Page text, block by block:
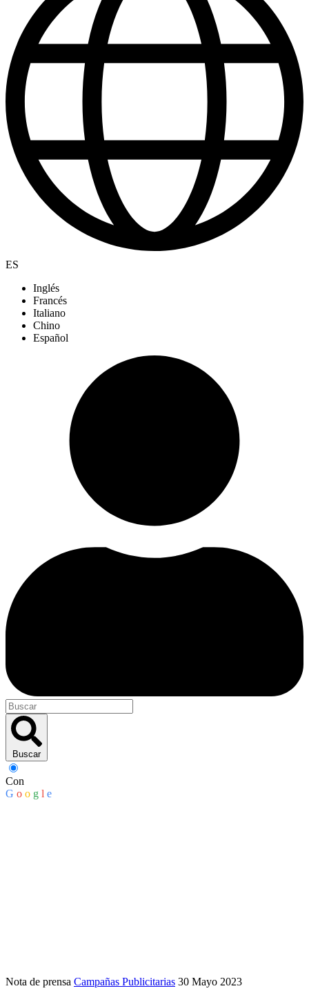
ES
Inglés
Francés
Italiano
Chino
Español
Buscar
Con
G o o g l e
Nota de prensa Campañas Publicitarias 30 Mayo 2023